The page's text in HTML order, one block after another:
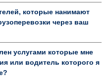
которые нанимают
через ваш
услугами которые мне
или водитель которого я